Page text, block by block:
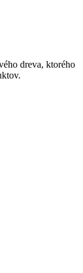
dreva, ktorého